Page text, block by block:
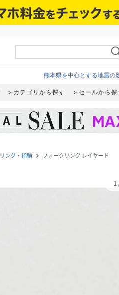
熊本県を中心とする地震の
カテゴリから探す セールから探
リング・指輪 navigate_next フォークリング レイヤード
1